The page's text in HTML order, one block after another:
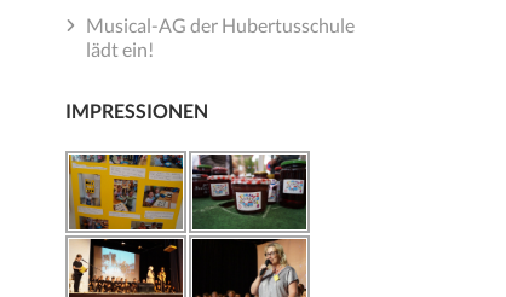
Musical-AG der Hubertusschule
lädt ein!
IMPRESSIONEN